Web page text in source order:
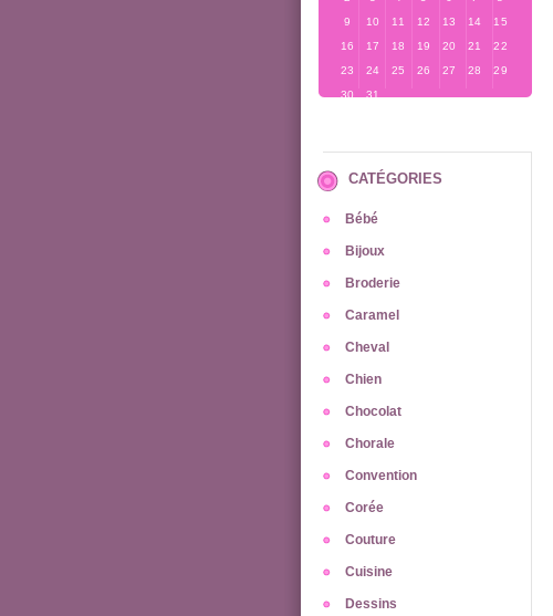
9
10 11 12 13 14
15
16
17 18 19 20 21
22
23
24 25 26 27 28
29
30
31
CATÉGORIES
Bébé
Bijoux
Broderie
Caramel
Cheval
Chien
Chocolat
Chorale
Convention
Corée
Couture
Cuisine
Dessins